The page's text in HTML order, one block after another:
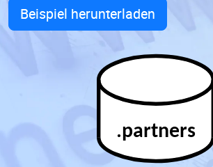
Beispiel herunterladen
.partners